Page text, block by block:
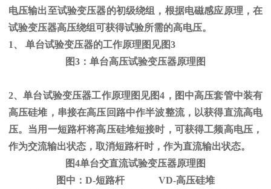
电压输出至试验变压器的初级绕组，根据电磁感应原理，在
试验变压器高压绕组可获得试验所需的高电压。
1、 单台试验变压器的工作原理图见图3
图3 ：单台高压试验变压器原理图
2、单台试验变压器工作原理图见图4 ，图中高压套管中装有
高压硅堆，串接在高压回路中作半波整流，以获得直流高电
压。当用一短路杆将高压硅堆短接时，可获得工频高电压，
作为交流输出状态，取消短路杆时，作为直流输出状态。
图4单台交直流试验变压器原理图
图中： D-短路杆 VD-高压硅堆